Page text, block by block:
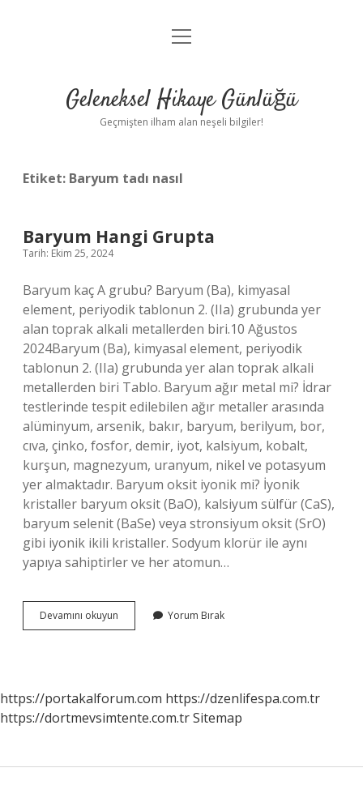
Anasayfa
Yasal Uyarı
menüyü
Geleneksel Hikaye Günlüğü
Geçmişten ilham alan neşeli bilgiler!
Etiket: Baryum tadı nasıl
Baryum Hangi Grupta
Tarih: Ekim 25, 2024
Baryum kaç A grubu? Baryum (Ba), kimyasal
element, periyodik tablonun 2. (IIa) grubunda yer
alan toprak alkali metallerden biri.10 Ağustos
2024Baryum (Ba), kimyasal element, periyodik
tablonun 2. (IIa) grubunda yer alan toprak alkali
metallerden biri Tablo. Baryum ağır metal mi? İdrar
testlerinde tespit edilebilen ağır metaller arasında
alüminyum, arsenik, bakır, baryum, berilyum, bor,
cıva, çinko, fosfor, demir, iyot, kalsiyum, kobalt,
kurşun, magnezyum, uranyum, nikel ve potasyum
yer almaktadır. Baryum oksit iyonik mi? İyonik
kristaller baryum oksit (BaO), kalsiyum sülfür (CaS),
baryum selenit (BaSe) veya stronsiyum oksit (SrO)
gibi iyonik ikili kristaller. Sodyum klorür ile aynı
yapıya sahiptirler ve her atomun…
Devamını okuyun
Hangi
Yorum Bırak
https://portakalforum.com https://dzenlifespa.com.tr
https://dortmevsimtente.com.trSitemap